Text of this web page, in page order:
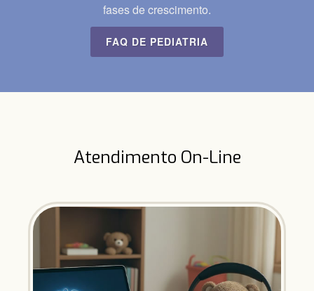
fases de crescimento.
FAQ DE PEDIATRIA
Atendimento On-Line